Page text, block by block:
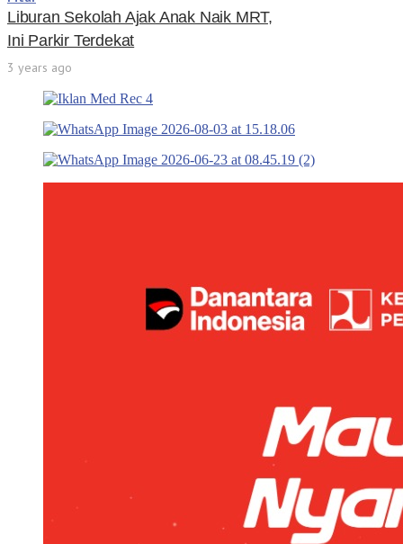
Liburan Sekolah Ajak Anak Naik MRT,
Ini Parkir Terdekat
3 years ago